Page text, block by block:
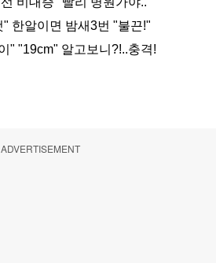
ADVERTISEMENT